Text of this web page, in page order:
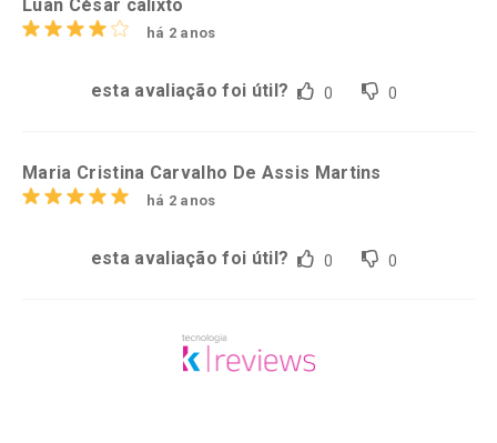
Luan César calixto
há 2 anos
esta avaliação foi útil? 0 0
Maria Cristina Carvalho De Assis Martins
há 2 anos
esta avaliação foi útil? 0 0